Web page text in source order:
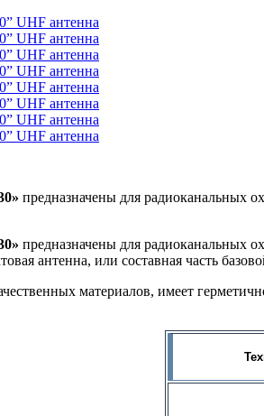
предназначены для радиоканальных
предназначены для радиоканальных
антенна, или составная часть
материалов, имеет